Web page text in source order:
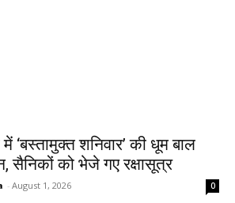
‘बस्तामुक्त शनिवार’ की धूम बाल
को भेजे गए रक्षासूत्र
- August 1, 2026 0